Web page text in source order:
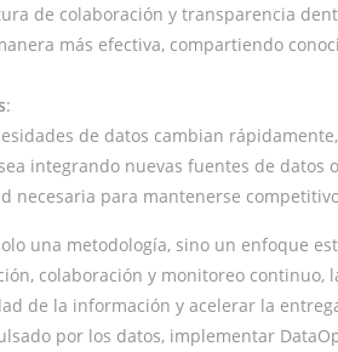
de colaboración y transparencia
más efectiva, compartiendo
:
de datos cambian
integrando nuevas fuentes de datos
necesaria para mantenerse
una metodología, sino un enfoque
colaboración y monitoreo continuo,
de la información y acelerar la
por los datos, implementar